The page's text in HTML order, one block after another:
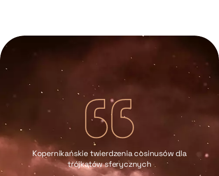
Kopernikańskie twierdzenia cosinusów dla
trójkątów sferycznych